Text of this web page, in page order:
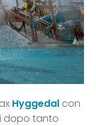
Hyggedal con
dopo tanto